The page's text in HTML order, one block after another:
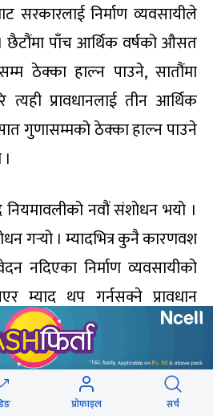
सरकारलाई निर्माण व्यवसायीले
छैटौंमा पाँच आर्थिक वर्षको औसत
ठेक्का हाल्न पाउने, सातौंमा
प्रावधानलाई तीन आर्थिक
गुणासम्मको ठेक्का हाल्न पाउने
नवौं संशोधन भयो ।
गर्‍यो । म्यादभित्र कुनै कारणवश
नदिएका निर्माण व्यवसायीको
म्याद थप गर्नसक्ने प्रावधान
क्षमताको स्वयं घोषणा गरी
प्रवाहको व्यवस्था गर्न सक्ने तरल
वित्तीय स्रोत खुलाउनुपर्ने नियम
प्रोफाइल सर्च